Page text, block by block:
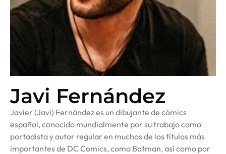
Javi Fernández
Javier (Javi) Fernández es un dibujante de cómics
español, conocido mundialmente por su trabajo como
portadista y autor regular en muchos de los títulos más
importantes de DC Comics, como Batman, así como por